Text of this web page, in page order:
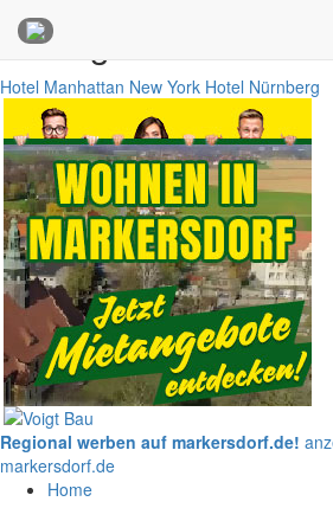
Anzeigen
Hotel Manhattan New York Hotel Nürnberg
Regional werben auf markersdorf.de!
markersdorf.de
Home